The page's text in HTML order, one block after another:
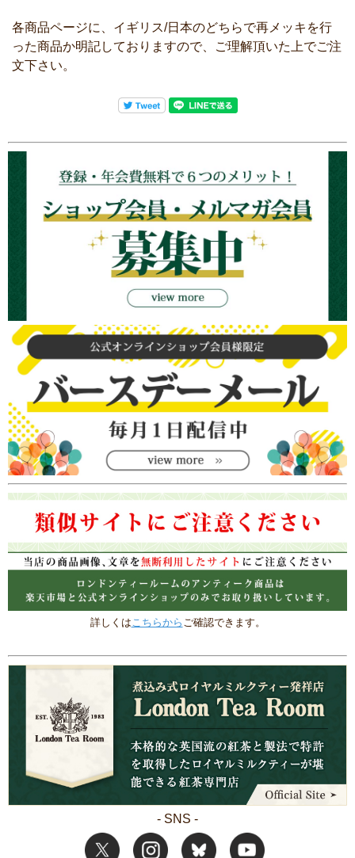
各商品ページに、イギリス/日本のどちらで再メッキを行
った商品か明記しておりますので、ご理解頂いた上でご注
文下さい。
詳しくは こちらから ご確認できます。
- SNS -